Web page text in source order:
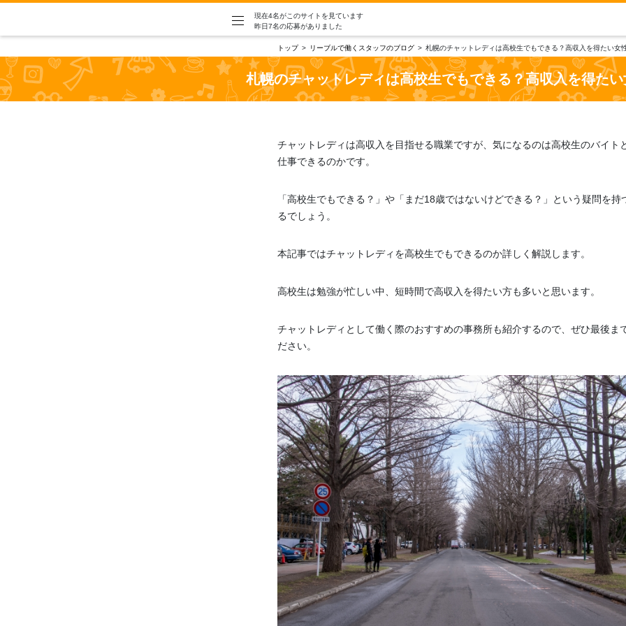
現在4名がこのサイトを見ています
昨日7名の応募がありました
トップ リーブルで働くスタッフのブログ 札幌のチャットレディは高校生でもできる？高収入を得たい女
札幌のチャットレディは高校生でもできる？高収入を得た
チャットレディは高収入を目指せる職業ですが、気になるのは高校生のバイト
仕事できるのかです。
「高校生でもできる？」や「まだ18歳ではないけどできる？」という疑問を持
るでしょう。
本記事ではチャットレディを高校生でもできるのか詳しく解説します。
高校生は勉強が忙しい中、短時間で高収入を得たい方も多いと思います。
チャットレディとして働く際のおすすめの事務所も紹介するので、ぜひ最後ま
ださい。